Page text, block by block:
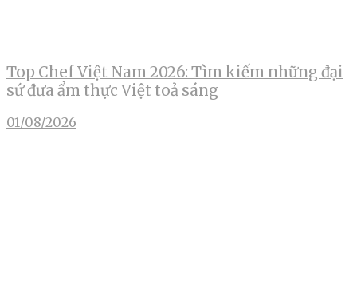
Top Chef Việt Nam 2026: Tìm kiếm những đại
sứ đưa ẩm thực Việt toả sáng
01/08/2026